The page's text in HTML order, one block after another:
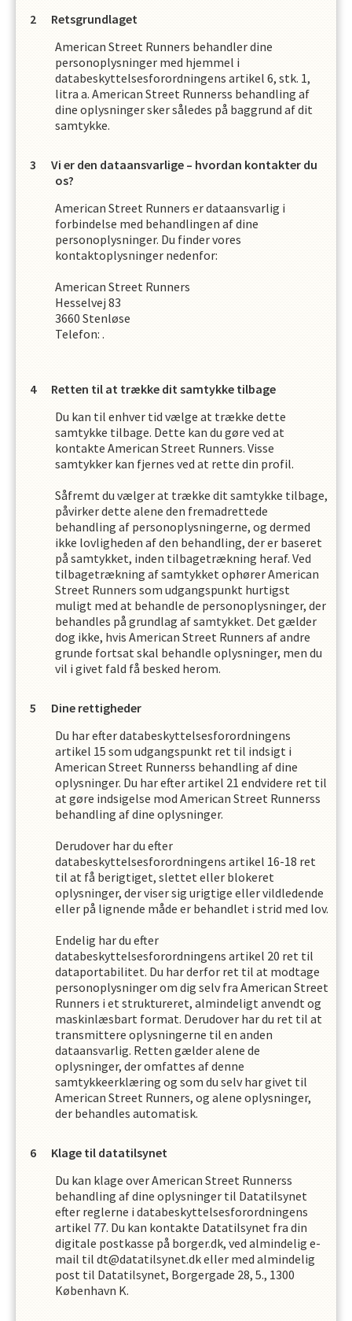
Retsgrundlaget
American Street Runners behandler dine
personoplysninger med hjemmel i
databeskyttelsesforordningens artikel 6, stk. 1,
litra a. American Street Runnerss behandling af
dine oplysninger sker således på baggrund af dit
samtykke.
Vi er den dataansvarlige – hvordan kontakter du
os?
American Street Runners er dataansvarlig i
forbindelse med behandlingen af dine
personoplysninger. Du finder vores
kontaktoplysninger nedenfor:
American Street Runners
Hesselvej 83
3660 Stenløse
Telefon: .
Retten til at trække dit samtykke tilbage
Du kan til enhver tid vælge at trække dette
samtykke tilbage. Dette kan du gøre ved at
kontakte American Street Runners. Visse
samtykker kan fjernes ved at rette din profil.
Såfremt du vælger at trække dit samtykke tilbage,
påvirker dette alene den fremadrettede
behandling af personoplysningerne, og dermed
ikke lovligheden af den behandling, der er baseret
på samtykket, inden tilbagetrækning heraf. Ved
tilbagetrækning af samtykket ophørerAmerican
Street Runners som udgangspunkt hurtigst
muligt med at behandle de personoplysninger, der
behandles på grundlag af samtykket. Det gælder
dog ikke, hvis American Street Runners af andre
grunde fortsat skal behandle oplysninger, men du
vil i givet fald få besked herom.
Dine rettigheder
Du har efter databeskyttelsesforordningens
artikel 15 som udgangspunkt ret til indsigt i
American Street Runnerss behandling af dine
oplysninger. Du har efter artikel 21 endvidere ret til
at gøre indsigelse modAmerican Street Runnerss
behandling af dine oplysninger.
Derudover har du efter
databeskyttelsesforordningens artikel 16-18 ret
til at få berigtiget, slettet eller blokeret
oplysninger, der viser sig urigtige eller vildledende
eller på lignende måde er behandlet i strid med lov.
Endelig har du efter
databeskyttelsesforordningens artikel 20 ret til
dataportabilitet. Du har derfor ret til at modtage
personoplysninger om dig selv fraAmerican Street
Runners i et struktureret, almindeligt anvendt og
maskinlæsbart format. Derudover har du ret til at
transmittere oplysningerne til en anden
dataansvarlig. Retten gælder alene de
oplysninger, der omfattes af denne
samtykkeerklæring og som du selv har givet til
American Street Runners, og alene oplysninger,
der behandles automatisk.
Klage til datatilsynet
Du kan klage overAmerican Street Runnerss
behandling af dine oplysninger til Datatilsynet
efter reglerne i databeskyttelsesforordningens
artikel 77. Du kan kontakte Datatilsynet fra din
digitale postkasse på borger.dk, ved almindelig e-
mail til dt@datatilsynet.dk eller med almindelig
post til Datatilsynet, Borgergade 28, 5., 1300
København K.